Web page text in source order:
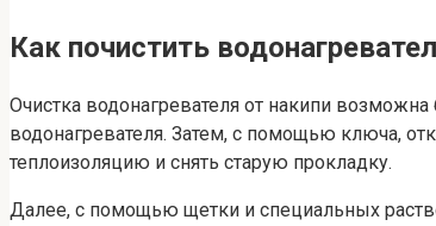
Как почистить
Очистка водонагревателя от накипи
водонагревателя. Затем, с помощью ключа,
теплоизоляцию и снять старую прокладку.
Далее, с помощью щетки и специальных